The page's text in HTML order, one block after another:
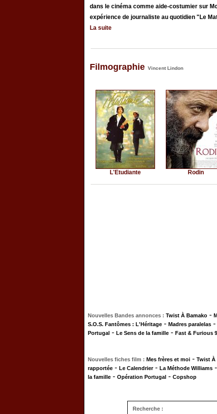
dans le cinéma comme aide-costumier sur
expérience de journaliste au quotidien "Le
La suite
Filmographie Vincent Lindon
L'Etudiante Rodin
Nouvelles Bandes annonces : Twist À Bamako -
S.O.S. Fantômes : L'Héritage - Madres paralelas -
Portugal - Le Sens de la famille - Fast & Furious 9
Nouvelles fiches film : Mes frères et moi - Twist À
rapportée - Le Calendrier- La Méthode Williams -
la famille - Opération Portugal - Copshop
Recherche :